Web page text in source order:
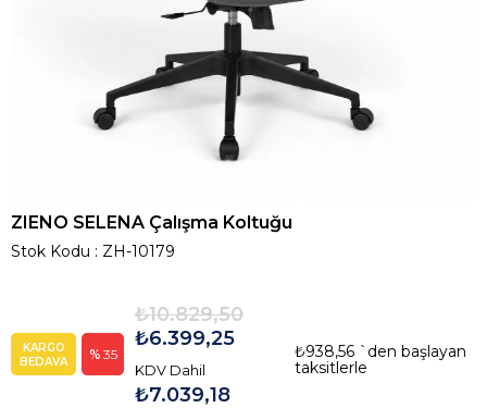
ZIENO SELENA Çalışma Koltuğu
Stok Kodu ZH-10179
KARGO
BEDAVA
35
₺10.829,50
₺6.399,25
KDV Dahil
₺7.039,18
₺938,56 `den başlayan
taksitlerle